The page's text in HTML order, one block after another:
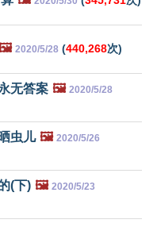
2020/5/28 (440,268次)
无答案 🖼️ 2020/5/28
虫儿 🖼️ 2020/5/26
(下) 🖼️ 2020/5/23